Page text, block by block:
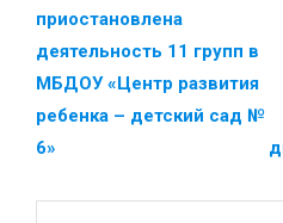
приостановлена
деятельность 11 групп в
МБДОУ «Центр развития
ребенка – детский сад №
6»